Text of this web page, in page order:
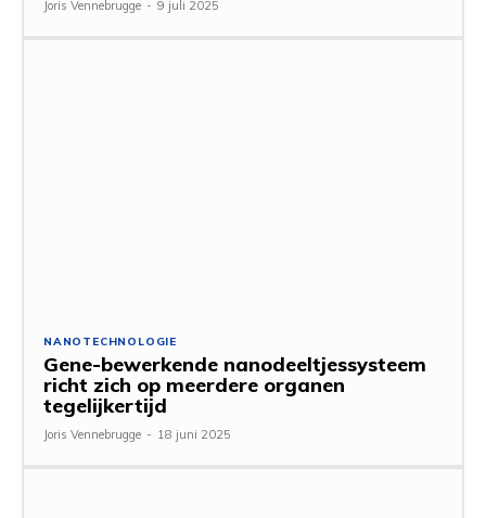
Joris Vennebrugge - 9 juli 2025
NANOTECHNOLOGIE
Gene-bewerkende nanodeeltjessysteem
richt zich op meerdere organen
tegelijkertijd
Joris Vennebrugge - 18 juni 2025